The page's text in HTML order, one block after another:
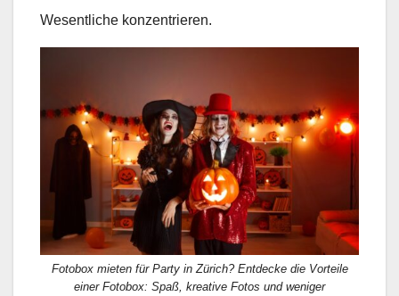
Wesentliche konzentrieren.
Fotobox mieten für Party in Zürich? Entdecke die Vorteile
einer Fotobox: Spaß, kreative Fotos und weniger